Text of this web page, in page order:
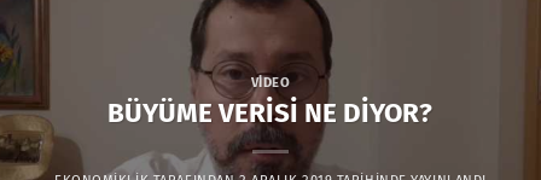
VIDEO
BÜYÜME VERİSİ NE DİYOR?